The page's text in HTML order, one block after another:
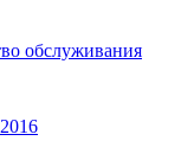
обслуживания